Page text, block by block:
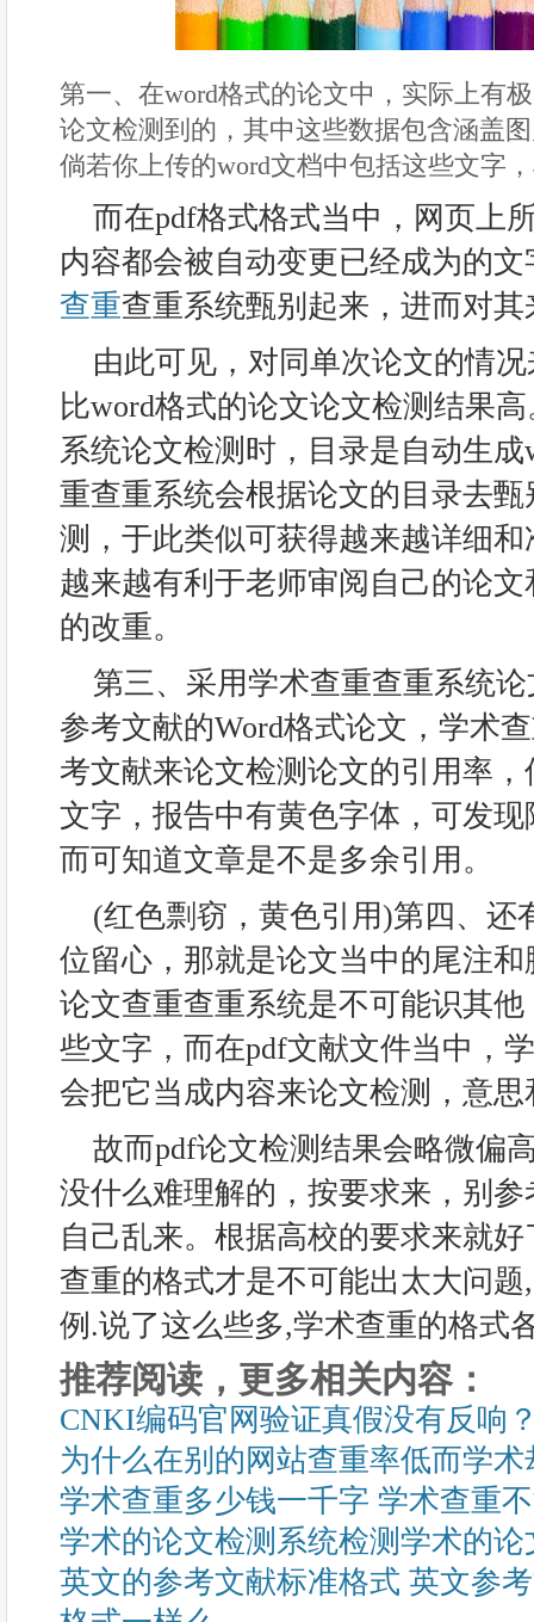
第一、在word格式的论文中，实际上有
论文检测到的，其中这些数据包含涵盖
倘若你上传的word文档中包括这些文字
而在pdf格式格式当中，网页上
内容都会被自动变更已经成为的
查重查重系统甄别起来，进而对
由此可见，对同单次论文的情
比word格式的论文论文检测结果
系统论文检测时，目录是自动生
重查重系统会根据论文的目录去
测，于此类似可获得越来越详细
越来越有利于老师审阅自己的论
的改重。
第三、采用学术查重查重系统
参考文献的Word格式论文，学术
考文献来论文检测论文的引用率
文字，报告中有黄色字体，可发
而可知道文章是不是多余引用。
(红色剽窃，黄色引用)第四、还
位留心，那就是论文当中的尾注
论文查重查重系统是不可能识其
些文字，而在pdf文献文件当中，
会把它当成内容来论文检测，意
故而pdf论文检测结果会略微偏
没什么难理解的，按要求来，别
自己乱来。根据高校的要求来就
查重的格式才是不可能出太大问
例.说了这么些多,学术查重的格式
推荐阅读，更多相关内容：
CNKI编码官网验证真假没有反响
为什么在别的网站查重率低而学术
学术查重多少钱一千字 学术查重
学术的论文检测系统检测学术的
英文的参考文献标准格式 英文参